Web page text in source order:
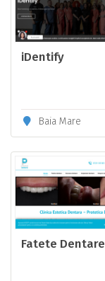
iDentify
Baia Mare
Fatete Dentare